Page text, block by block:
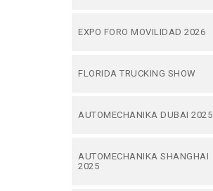
EXPO FORO MOVILIDAD 2026
FLORIDA TRUCKING SHOW
AUTOMECHANIKA DUBAI 2025
AUTOMECHANIKA SHANGHAI
2025